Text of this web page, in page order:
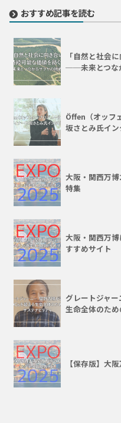
おすすめ記事を読む
「自然と社会
──未来とつな
Öffen（オッフ
坂さとみ氏イ
大阪・関西万
特集
大阪・関西万
すすめサイト
グレートジャ
生命全体のた
【保存版】大